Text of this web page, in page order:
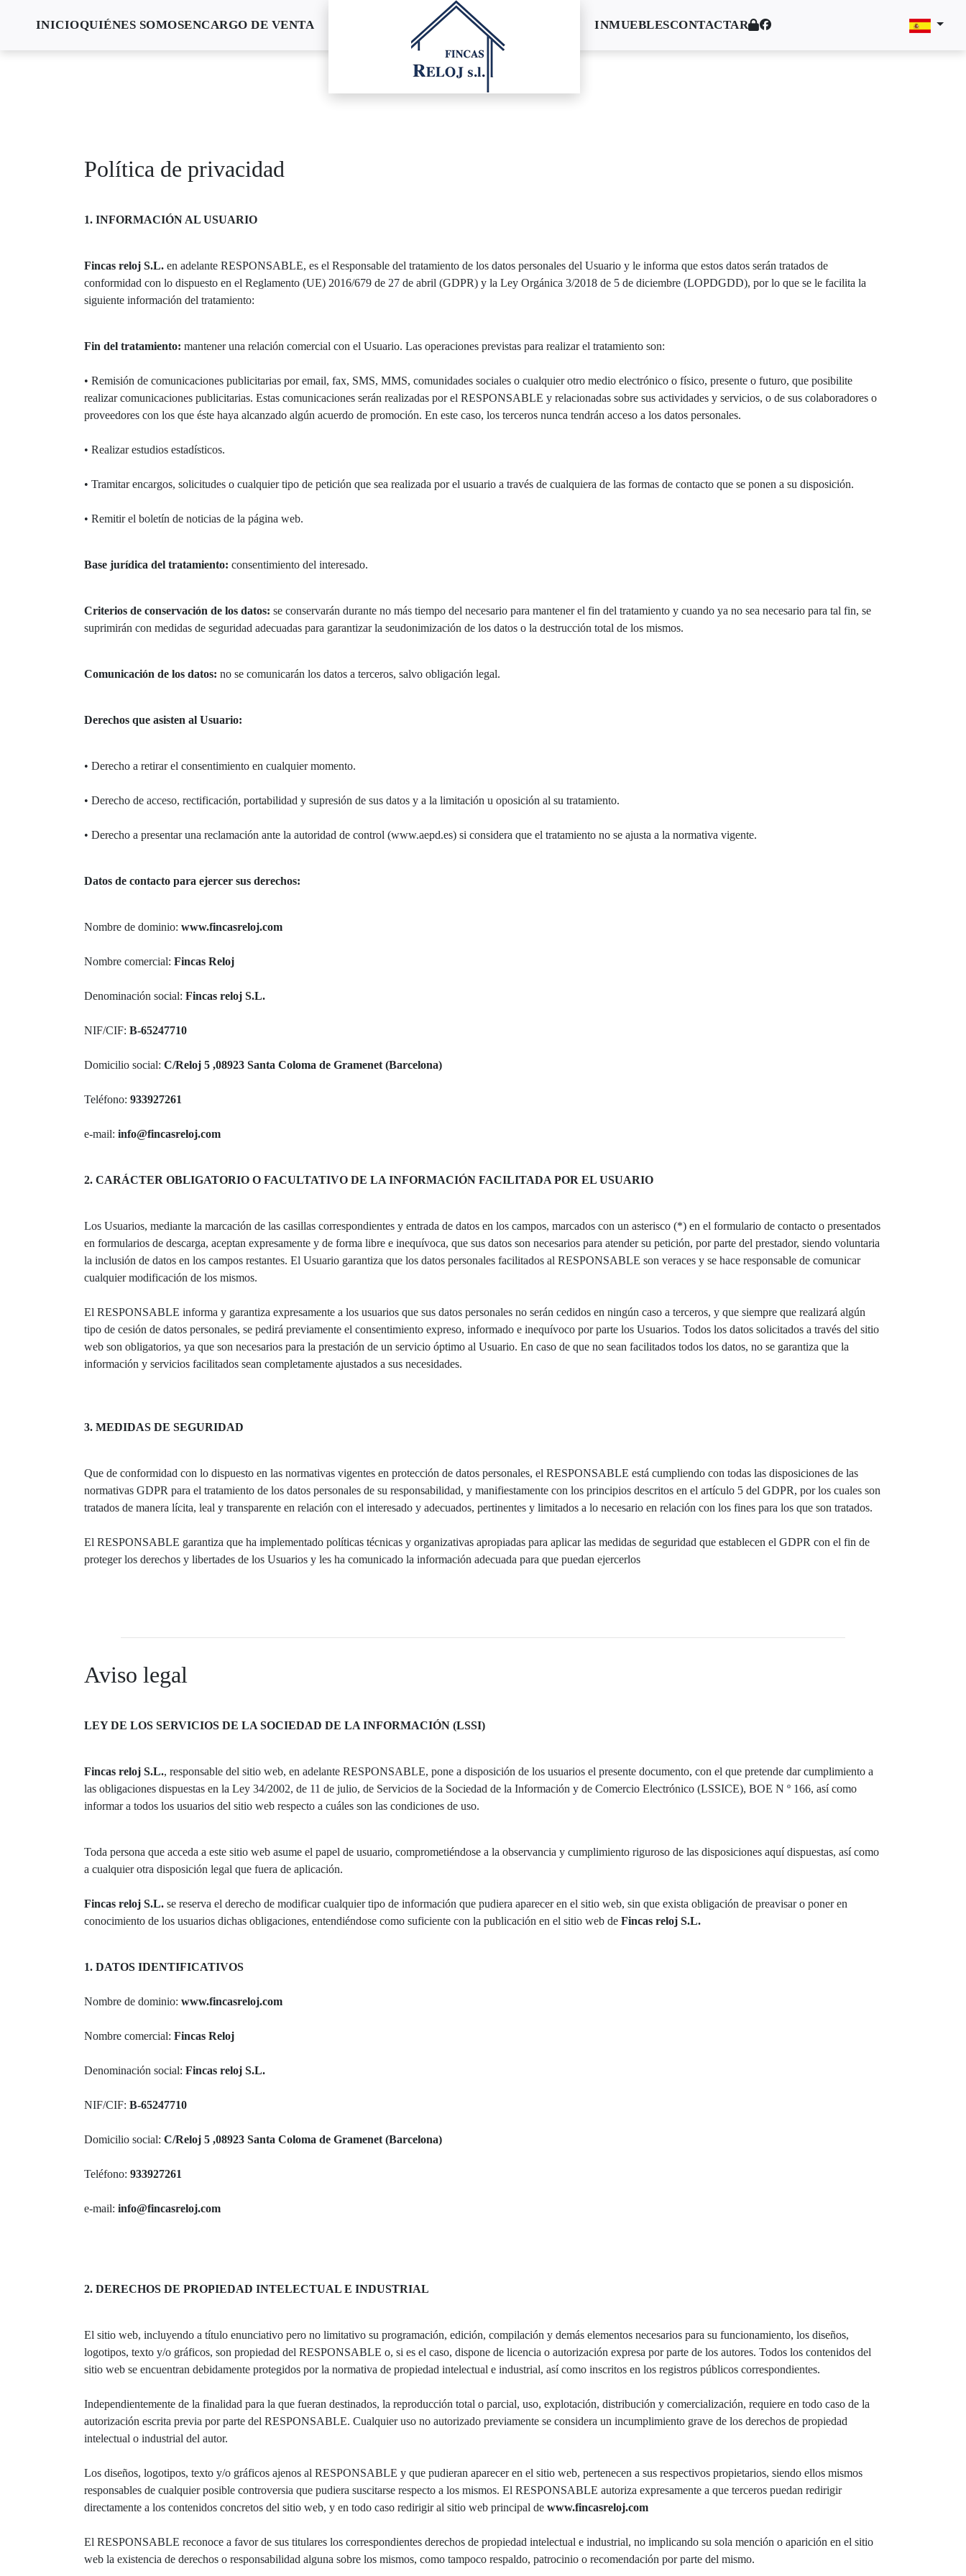
INICIOQUIÉNES SOMOSENCARGO DE VENTA INMUEBLESCONTACTAR
Política de privacidad
1. INFORMACIÓN AL USUARIO
Fincas reloj S.L. en adelante RESPONSABLE, es el Responsable del tratamiento de los datos personales del Usuario y le informa que estos datos serán tratados de
conformidad con lo dispuesto en el Reglamento (UE) 2016/679 de 27 de abril (GDPR) y la Ley Orgánica 3/2018 de 5 de diciembre (LOPDGDD), por lo que se le facilita la
siguiente información del tratamiento:
Fin del tratamiento: mantener una relación comercial con el Usuario. Las operaciones previstas para realizar el tratamiento son:
• Remisión de comunicaciones publicitarias por email, fax, SMS, MMS, comunidades sociales o cualquier otro medio electrónico o físico, presente o futuro, que posibilite
realizar comunicaciones publicitarias. Estas comunicaciones serán realizadas por el RESPONSABLE y relacionadas sobre sus actividades y servicios, o de sus colaboradores o
proveedores con los que éste haya alcanzado algún acuerdo de promoción. En este caso, los terceros nunca tendrán acceso a los datos personales.
• Realizar estudios estadísticos.
• Tramitar encargos, solicitudes o cualquier tipo de petición que sea realizada por el usuario a través de cualquiera de las formas de contacto que se ponen a su disposición.
• Remitir el boletín de noticias de la página web.
Base jurídica del tratamiento: consentimiento del interesado.
Criterios de conservación de los datos: se conservarán durante no más tiempo del necesario para mantener el fin del tratamiento y cuando ya no sea necesario para tal fin, se
suprimirán con medidas de seguridad adecuadas para garantizar la seudonimización de los datos o la destrucción total de los mismos.
Comunicación de los datos: no se comunicarán los datos a terceros, salvo obligación legal.
Derechos que asisten al Usuario:
• Derecho a retirar el consentimiento en cualquier momento.
• Derecho de acceso, rectificación, portabilidad y supresión de sus datos y a la limitación u oposición al su tratamiento.
• Derecho a presentar una reclamación ante la autoridad de control (www.aepd.es) si considera que el tratamiento no se ajusta a la normativa vigente.
Datos de contacto para ejercer sus derechos:
Nombre de dominio: www.fincasreloj.com
Nombre comercial: Fincas Reloj
Denominación social: Fincas reloj S.L.
NIF/CIF: B-65247710
Domicilio social: C/Reloj 5 ,08923 Santa Coloma de Gramenet (Barcelona)
Teléfono: 933927261
e-mail: info@fincasreloj.com
2. CARÁCTER OBLIGATORIO O FACULTATIVO DE LA INFORMACIÓN FACILITADA POR EL USUARIO
Los Usuarios, mediante la marcación de las casillas correspondientes y entrada de datos en los campos, marcados con un asterisco (*) en el formulario de contacto o presentados
en formularios de descarga, aceptan expresamente y de forma libre e inequívoca, que sus datos son necesarios para atender su petición, por parte del prestador, siendo voluntaria
la inclusión de datos en los campos restantes. El Usuario garantiza que los datos personales facilitados al RESPONSABLE son veraces y se hace responsable de comunicar
cualquier modificación de los mismos.
El RESPONSABLE informa y garantiza expresamente a los usuarios que sus datos personales no serán cedidos en ningún caso a terceros, y que siempre que realizará algún
tipo de cesión de datos personales, se pedirá previamente el consentimiento expreso, informado e inequívoco por parte los Usuarios. Todos los datos solicitados a través del sitio
web son obligatorios, ya que son necesarios para la prestación de un servicio óptimo al Usuario. En caso de que no sean facilitados todos los datos, no se garantiza que la
información y servicios facilitados sean completamente ajustados a sus necesidades.
3. MEDIDAS DE SEGURIDAD
Que de conformidad con lo dispuesto en las normativas vigentes en protección de datos personales, el RESPONSABLE está cumpliendo con todas las disposiciones de las
normativas GDPR para el tratamiento de los datos personales de su responsabilidad, y manifiestamente con los principios descritos en el artículo 5 del GDPR, por los cuales son
tratados de manera lícita, leal y transparente en relación con el interesado y adecuados, pertinentes y limitados a lo necesario en relación con los fines para los que son tratados.
El RESPONSABLE garantiza que ha implementado políticas técnicas y organizativas apropiadas para aplicar las medidas de seguridad que establecen el GDPR con el fin de
proteger los derechos y libertades de los Usuarios y les ha comunicado la información adecuada para que puedan ejercerlos
Aviso legal
LEY DE LOS SERVICIOS DE LA SOCIEDAD DE LA INFORMACIÓN (LSSI)
Fincas reloj S.L., responsable del sitio web, en adelante RESPONSABLE, pone a disposición de los usuarios el presente documento, con el que pretende dar cumplimiento a
las obligaciones dispuestas en la Ley 34/2002, de 11 de julio, de Servicios de la Sociedad de la Información y de Comercio Electrónico (LSSICE), BOE N º 166, así como
informar a todos los usuarios del sitio web respecto a cuáles son las condiciones de uso.
Toda persona que acceda a este sitio web asume el papel de usuario, comprometiéndose a la observancia y cumplimiento riguroso de las disposiciones aquí dispuestas, así como
a cualquier otra disposición legal que fuera de aplicación.
Fincas reloj S.L. se reserva el derecho de modificar cualquier tipo de información que pudiera aparecer en el sitio web, sin que exista obligación de preavisar o poner en
conocimiento de los usuarios dichas obligaciones, entendiéndose como suficiente con la publicación en el sitio web de Fincas reloj S.L.
1. DATOS IDENTIFICATIVOS
Nombre de dominio: www.fincasreloj.com
Nombre comercial: Fincas Reloj
Denominación social: Fincas reloj S.L.
NIF/CIF: B-65247710
Domicilio social: C/Reloj 5 ,08923 Santa Coloma de Gramenet (Barcelona)
Teléfono: 933927261
e-mail: info@fincasreloj.com
2. DERECHOS DE PROPIEDAD INTELECTUAL E INDUSTRIAL
El sitio web, incluyendo a título enunciativo pero no limitativo su programación, edición, compilación y demás elementos necesarios para su funcionamiento, los diseños,
logotipos, texto y/o gráficos, son propiedad del RESPONSABLE o, si es el caso, dispone de licencia o autorización expresa por parte de los autores. Todos los contenidos del
sitio web se encuentran debidamente protegidos por la normativa de propiedad intelectual e industrial, así como inscritos en los registros públicos correspondientes.
Independientemente de la finalidad para la que fueran destinados, la reproducción total o parcial, uso, explotación, distribución y comercialización, requiere en todo caso de la
autorización escrita previa por parte del RESPONSABLE. Cualquier uso no autorizado previamente se considera un incumplimiento grave de los derechos de propiedad
intelectual o industrial del autor.
Los diseños, logotipos, texto y/o gráficos ajenos al RESPONSABLE y que pudieran aparecer en el sitio web, pertenecen a sus respectivos propietarios, siendo ellos mismos
responsables de cualquier posible controversia que pudiera suscitarse respecto a los mismos. El RESPONSABLE autoriza expresamente a que terceros puedan redirigir
directamente a los contenidos concretos del sitio web, y en todo caso redirigir al sitio web principal de www.fincasreloj.com
El RESPONSABLE reconoce a favor de sus titulares los correspondientes derechos de propiedad intelectual e industrial, no implicando su sola mención o aparición en el sitio
web la existencia de derechos o responsabilidad alguna sobre los mismos, como tampoco respaldo, patrocinio o recomendación por parte del mismo.